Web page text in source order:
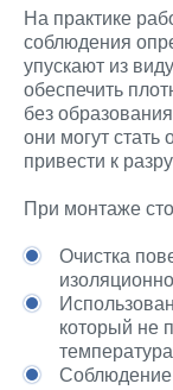
На практике
соблюдения
упускают из
обеспечить
без
они могут стать
привести к
При монтаже
Очистка
который не
Соблюдение